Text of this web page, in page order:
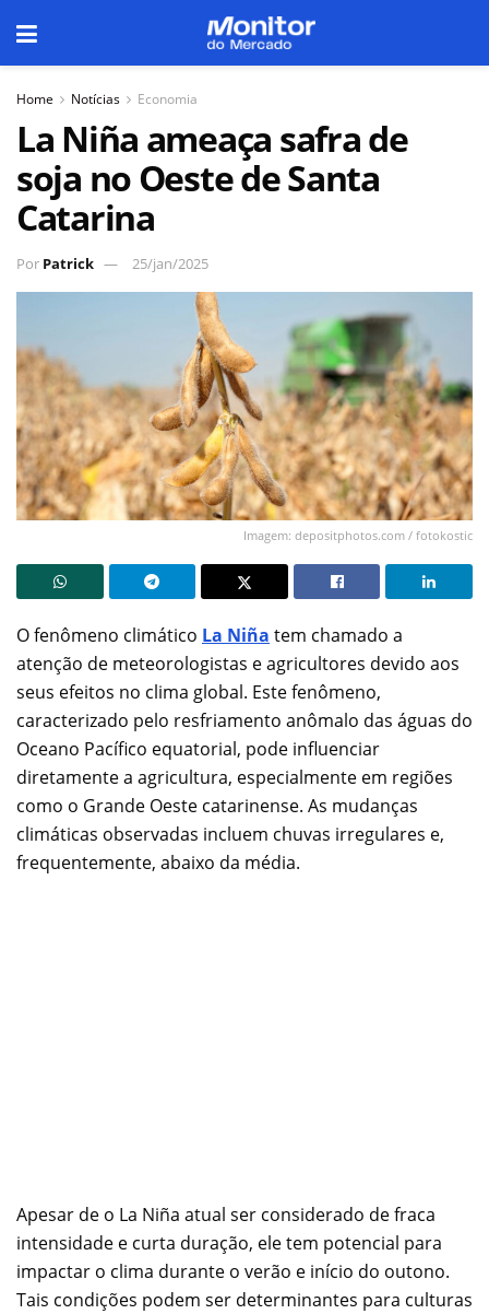
Home Notícias Economia
La Niña ameaça safra de
soja no Oeste de Santa
Catarina
Por Patrick 25/jan/2025
Imagem: depositphotos.com / fotokostic
O fenômeno climático La Niña tem chamado a
atenção de meteorologistas e agricultores devido aos
seus efeitos no clima global. Este fenômeno,
caracterizado pelo resfriamento anômalo das águas do
Oceano Pacífico equatorial, pode influenciar
diretamente a agricultura, especialmente em regiões
como o Grande Oeste catarinense. As mudanças
climáticas observadas incluem chuvas irregulares e,
frequentemente, abaixo da média.
Apesar de o La Niña atual ser considerado de fraca
intensidade e curta duração, ele tem potencial para
impactar o clima durante o verão e início do outono.
Tais condições podem ser determinantes para culturas